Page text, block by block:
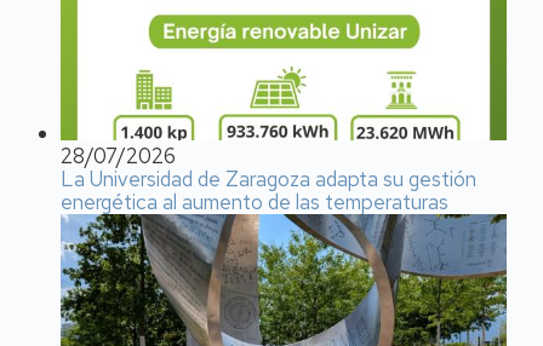
28/07/2026
La Universidad de Zaragoza adapta su gestión
energética al aumento de las temperaturas